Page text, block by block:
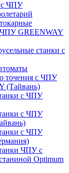
с ЧПУ
ЧПУ GREENWAY
станки с
точения с ЧПУ
(Тайвань)
с ЧПУ
с ЧПУ
с ЧПУ
ЧПУ с
Optimum